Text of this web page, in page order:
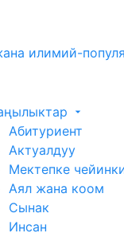
илимий-
Абитуриент
Актуалдуу
Мектепке
Аял жана коом
Сынак
Инсан